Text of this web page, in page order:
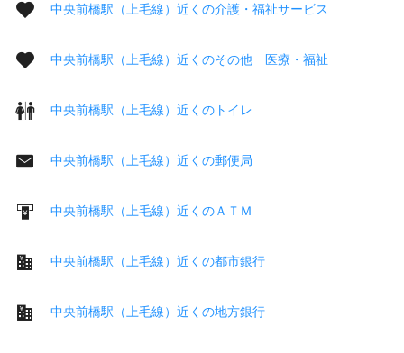
中央前橋駅（上毛線）近くの介護・福祉サービス
中央前橋駅（上毛線）近くのその他 医療・福祉
中央前橋駅（上毛線）近くのトイレ
中央前橋駅（上毛線）近くの郵便局
中央前橋駅（上毛線）近くのＡＴＭ
中央前橋駅（上毛線）近くの都市銀行
中央前橋駅（上毛線）近くの地方銀行